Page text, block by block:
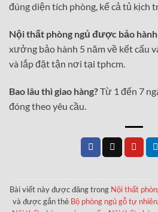
đúng diện tích phòng, kể cả tủ kịch
Nội thất phòng ngủ được bảo hành
xưởng bảo hành 5 năm về kết cấu
và lắp đặt tận nơi tại tphcm.
Bao lâu thì giao hàng?Từ 1 đến 7
đóng theo yêu cầu.
Bài viết này được đăng trong Nội thất
và được gắn thẻ Bộ phòng ngủ gỗ tự nhiên,